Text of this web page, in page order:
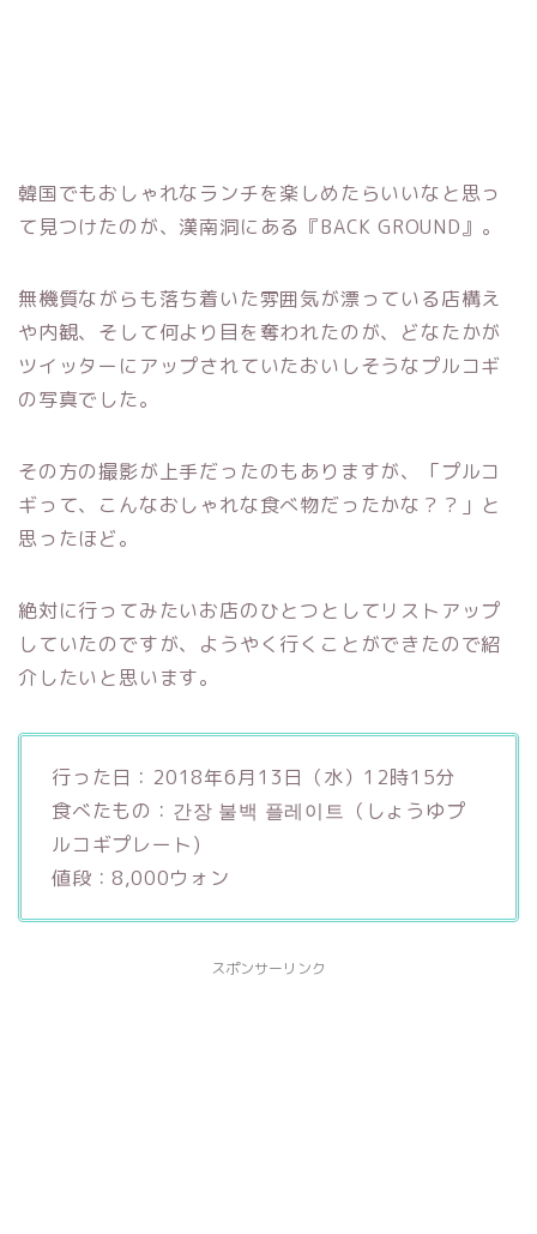
韓国でもおしゃれなランチを楽しめたらいいなと思っ
て見つけたのが、漢南洞にある『BACK GROUND』。
無機質ながらも落ち着いた雰囲気が漂っている店構え
や内観、そして何より目を奪われたのが、どなたかが
ツイッターにアップされていたおいしそうなプルコギ
の写真でした。
その方の撮影が上手だったのもありますが、「プルコ
ギって、こんなおしゃれな食べ物だったかな？？」と
思ったほど。
絶対に行ってみたいお店のひとつとしてリストアップ
していたのですが、ようやく行くことができたので紹
介したいと思います。
行った日：2018年6月13日（水）12時15分
食べたもの：간장 불백 플레이트（しょうゆプ
ルコギプレート)
値段：8,000ウォン
スポンサーリンク